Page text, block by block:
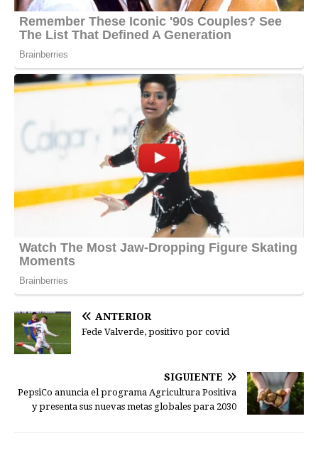
ANTERIOR
Fede Valverde, positivo por covid
SIGUIENTE
PepsiCo anuncia el programa Agricultura Positiva
y presenta sus nuevas metas globales para 2030